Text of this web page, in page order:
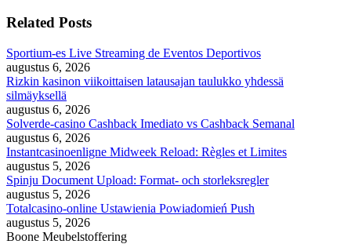
Related Posts
Sportium-es Live Streaming de Eventos Deportivos
augustus 6, 2026
Rizkin kasinon viikoittaisen latausajan taulukko yhdessä
silmäyksellä
augustus 6, 2026
Solverde-casino Cashback Imediato vs Cashback Semanal
augustus 6, 2026
Instantcasinoenligne Midweek Reload: Règles et Limites
augustus 5, 2026
Spinju Document Upload: Format- och storleksregler
augustus 5, 2026
Totalcasino-online Ustawienia Powiadomień Push
augustus 5, 2026
Boone Meubelstoffering